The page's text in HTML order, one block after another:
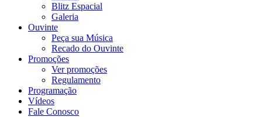
Blitz Espacial
Galeria
Ouvinte
Peça sua Música
Recado do Ouvinte
Promoções
Ver promoções
Regulamento
Programação
Vídeos
Fale Conosco